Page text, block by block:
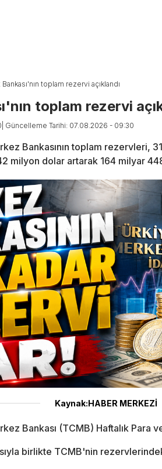
toplam rezervi açıklandı
toplam rezervi
| Güncelleme Tarihi: 07.08.2026 - 09:30
Bankasının toplam rezervleri,
milyon dolar artarak 164 milyar
Kaynak:HABER MERKEZİ
Bankası (TCMB) Haftalık Para
birlikte TCMB'nin